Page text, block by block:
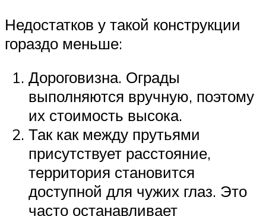
Недостатков у такой конструкции
гораздо меньше:
Дороговизна. Ограды
выполняются вручную, поэтому
их стоимость высока.
Так как между прутьями
присутствует расстояние,
территория становится
доступной для чужих глаз. Это
часто останавливает